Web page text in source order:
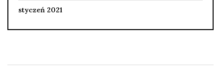
styczeń 2021